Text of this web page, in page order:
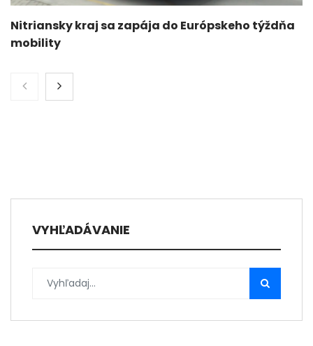
Nitriansky kraj sa zapája do Európskeho týždňa
mobility
VYHĽADÁVANIE